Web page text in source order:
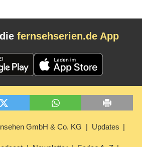
fernsehserien.de App
GmbH & Co. KG Updates